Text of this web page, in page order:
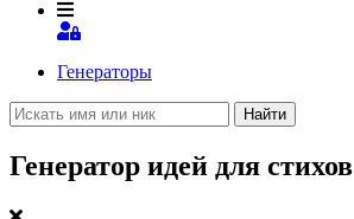
Генераторы
Найти
Генератор идей для стихов